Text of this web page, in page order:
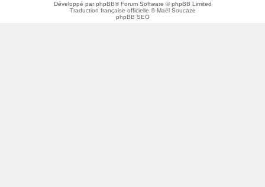
Développé parphpBB® Forum Software © phpBB Limited
Traduction française officielle ©Maël Soucaze
phpBB SEO